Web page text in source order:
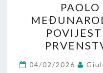
04/02/2026